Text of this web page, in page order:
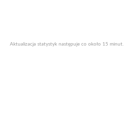
Aktualizacja statystyk następuje co około 15 minut.